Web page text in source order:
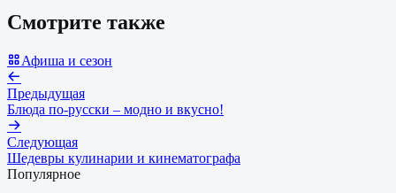
Смотрите также
Афиша и сезон
Предыдущая
Блюда по-русски – модно и вкусно!
Следующая
Шедевры кулинарии и кинематографа
Популярное